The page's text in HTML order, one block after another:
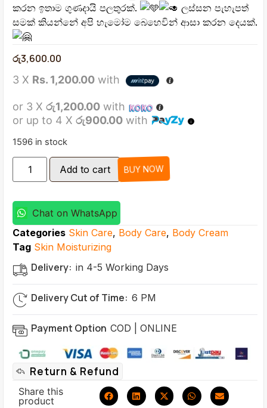
කරන ඉතාම ගුණදායි පලතුරක්.
ලස්සන පැහැපත්
සමක් කියන්නේ අපි හැමෝම බෙහෙවින් ආසා කරන දෙයක්.
රු3,600.00
3 X Rs. 1,200.00 with
or 3 X රු1,200.00 with
or up to 4 X රු900.00 with
1596 in stock
Add to cart BUY NOW
Chat on WhatsApp
Categories Skin Care, Body Care, Body Cream
Tag Skin Moisturizing
Delivery: in 4-5 Working Days
Delivery Cut of Time: 6 PM
Payment Option COD | ONLINE
Return & Refund
Share this
product